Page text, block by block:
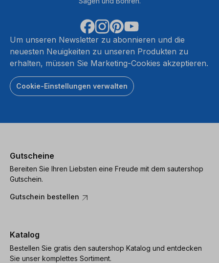
Um unseren Newsletter zu abonnieren und die
neuesten Neuigkeiten zu unseren Produkten zu
erhalten, müssen Sie Marketing-Cookies akzeptieren.
Cookie-Einstellungen verwalten
Gutscheine
Bereiten Sie Ihren Liebsten eine Freude mit dem sautershop
Gutschein.
Gutschein bestellen
Katalog
Bestellen Sie gratis den sautershop Katalog und entdecken
Sie unser komplettes Sortiment.